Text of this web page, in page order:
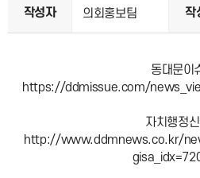
작성자 의회홍보팀 작
동대문이
https://ddmissue.com/
자치행정
http://www.ddmnews.co.kr/